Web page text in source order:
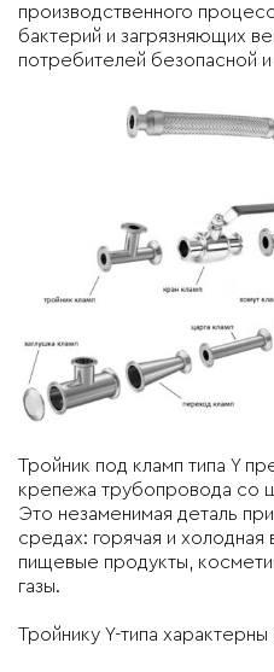
производственного
бактерий и загрязняющих
потребителей безопасной
Тройник под кламп типа Y
крепежа трубопровода со
Это незаменимая деталь
средах: горячая и холодная
пищевые продукты,
газы.
Тройнику Y-типа